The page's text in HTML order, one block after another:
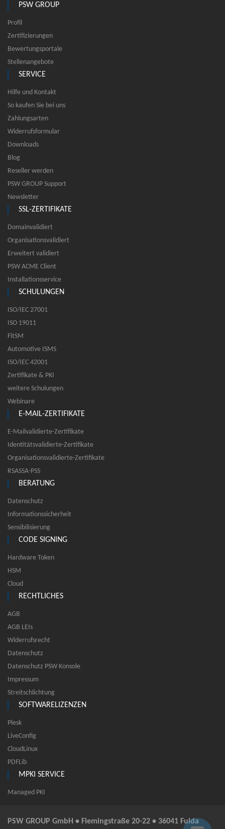
PSW GROUP
Profil
Zertifizierungen
Bewertungsportale
Stellenangebote
SERVICE
Hilfe und Kontakt
So kaufen Sie bei uns
Zahlungsarten
Widerrufsformular
Downloads
Blog
Reseller werden
PSW GROUP Support
Newsletter
SSL-ZERTIFIKATE
Domainvalidiert
Organisationsvalidiert
Erweitert validiert
PSW ACME Client
Installationsservice
SCHULUNGEN
ISO/IEC 27001
ISO 19011
FitSM
Automotive ISMS
ISO/IEC 42001
Zertifikate & PKI
weitere Schulungen
Webinare
E-MAIL-ZERTIFIKATE
E-Mailvalidierte-Zertifikate
Identitätsvalidierte-Zertifikate
Organisationsvalidierte-Zertifikate
RSASSA-PSS
BERATUNG
Datenschutz
Informationssicherheit
Sensibilisierung
CODE SIGNING
Hardware Token
HSM
Cloud
RECHTLICHES
AGB
AGB LEIs
Widerrufsrecht
Datenschutz
Datenschutz PSW Konsole
Impressum
Streitschlichtung
SOFTWARELIZENZEN
Plesk
LiveConfig
CloudLinux
PDFLib
MPKI SERVICE
Managed PKI
PSW GROUP GmbH • Flemingstraße 20-22 • 36041 Fulda